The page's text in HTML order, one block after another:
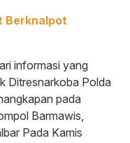
Berknalpot
informasi yang
Ditresnarkoba Polda
pada
Barmawis,
Pada Kamis